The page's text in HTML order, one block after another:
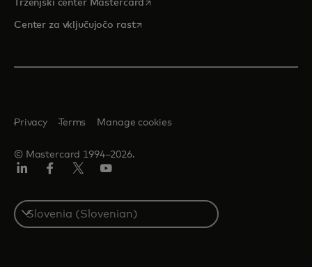
Trženjski center Mastercard
Center za vključujočo rastopens in a new tab
© Mastercard 1994–2026.
Privacy Terms Manage cookies
Select
a
country